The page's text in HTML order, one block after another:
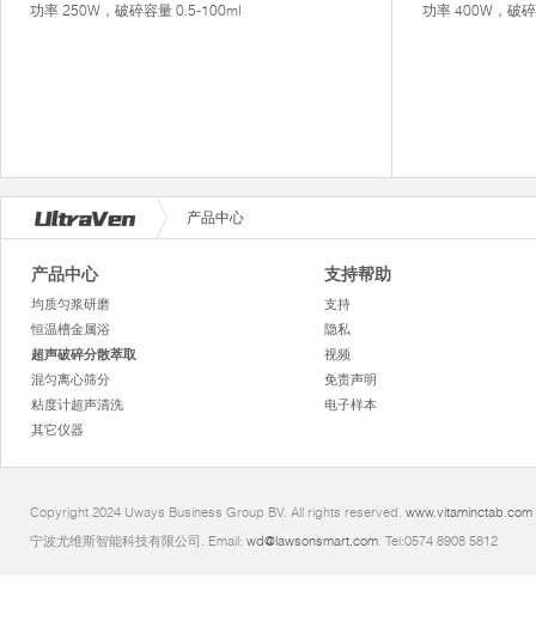
功率 250W，破碎容量 0.5-100ml 功率 400W，破
产品中心
产品中心
均质匀浆研磨
恒温槽金属浴
超声破碎分散萃取
混匀离心筛分
粘度计超声清洗
其它仪器
支持帮助
支持
隐私
视频
免责声明
电子样本
Copyright 2024 Uways Business Group BV. All rights reserved. www.vitaminctab.com
宁波尤维斯智能科技有限公司. Email: wd@lawsonsmart.com. Tel:0574 8908 5812